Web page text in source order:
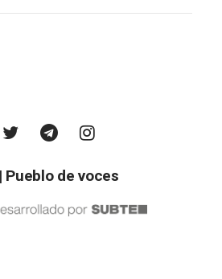
Pueblo de voces